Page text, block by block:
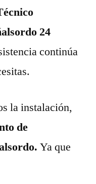
24
continúa
la instalación,
de
Ya que